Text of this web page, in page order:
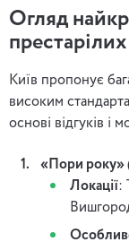
Огляд
Київ пропонує
високим
основі відгуків і
«Пори року»
Локації: